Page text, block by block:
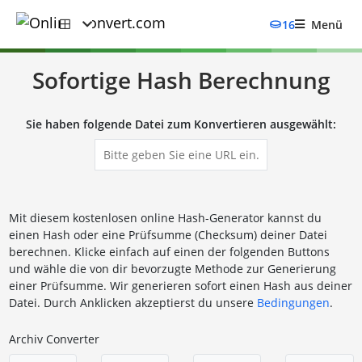
16 Menü
Sofortige Hash Berechnung
Sie haben folgende Datei zum Konvertieren ausgewählt:
Mit diesem kostenlosen online Hash-Generator kannst du
einen Hash oder eine Prüfsumme (Checksum) deiner Datei
berechnen. Klicke einfach auf einen der folgenden Buttons
und wähle die von dir bevorzugte Methode zur Generierung
einer Prüfsumme. Wir generieren sofort einen Hash aus deiner
Datei. Durch Anklicken akzeptierst du unsere Bedingungen.
Archiv Converter